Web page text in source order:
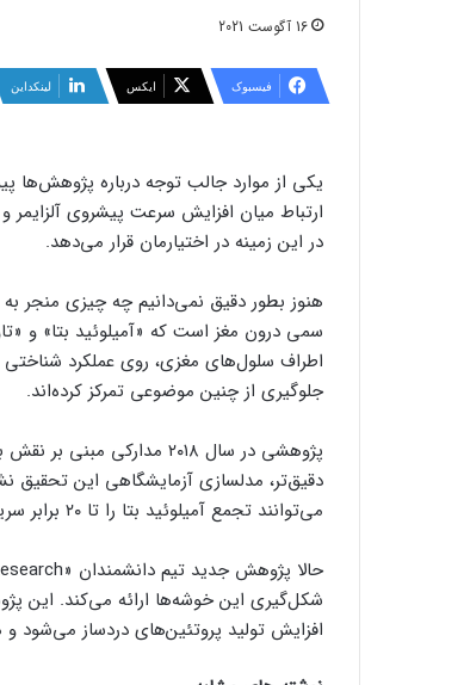
16 آگوست 2021
فیسبوک ایکس لینکداین
یکی از موارد جالب توجه درباره پژوهش‌ها
ارتباط میان افزایش سرعت پیشروی
در این زمینه در اختیارمان قرار می‌دهد.
هنوز بطور دقیق نمی‌دانیم چه چیزی منجر
سمی درون مغز است که «آمیلوئید بتا» و
اطراف سلول‌های مغزی، روی عملکرد
جلوگیری از چنین موضوعی تمرکز کرده‌اند.
پژوهشی در سال ۲۰۱۸
دقیق‌تر، مدلسازی آزمایشگاهی این تحقیق
می‌توانند تجمع آمیلوئید بتا را تا ۲۰ برابر سریعتر کند.
شکل‌گیری این خوشه‌ها ارائه می‌کند. این
افزایش تولید پروتئین‌های دردساز